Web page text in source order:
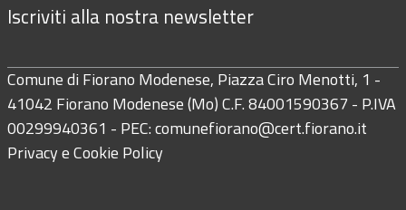
Iscriviti alla nostra newsletter
Comune di Fiorano Modenese, Piazza Ciro Menotti, 1 -
41042 Fiorano Modenese (Mo) C.F. 84001590367 - P.IVA
00299940361 - PEC:comunefiorano@cert.fiorano.it
Privacy e Cookie Policy